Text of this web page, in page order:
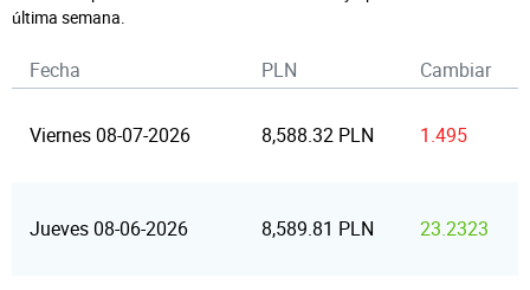
última semana.
Fecha PLN Cambiar
Viernes 08-07-2026 8,588.32 PLN 1.495
Jueves 08-06-2026 8,589.81 PLN 23.2323